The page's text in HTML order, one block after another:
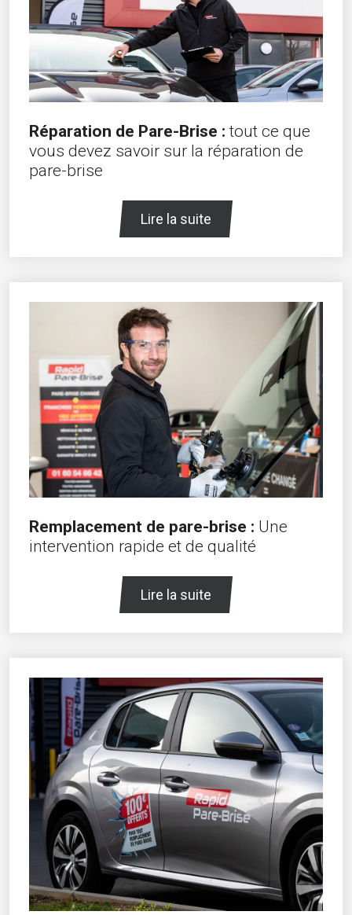
Réparation de Pare-Brise : tout ce que
vous devez savoir sur la réparation de
pare-brise
Lire la suite
Remplacement de pare-brise : Une
intervention rapide et de qualité
Lire la suite